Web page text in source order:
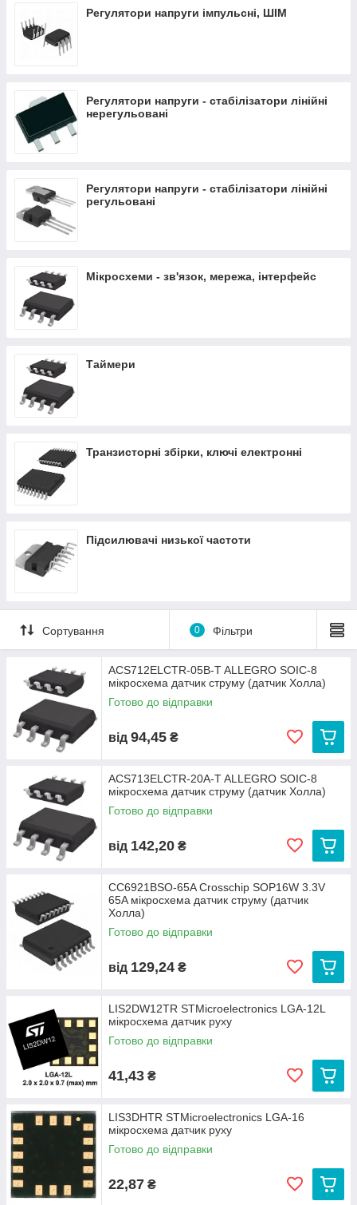
Регулятори напруги імпульсні, ШІМ
Регулятори напруги - стабілізатори лінійні
нерегульовані
Регулятори напруги - стабілізатори лінійні
регульовані
Мікросхеми - зв'язок, мережа, інтерфейс
Таймери
Транзисторні збірки, ключі електронні
Підсилювачі низької частоти
Сортування 0 Фільтри
ACS712ELCTR-05B-T ALLEGRO SOIC-8
мікросхема датчик струму (датчик Холла)
Готово до відправки
від 94,45 ₴
ACS713ELCTR-20A-T ALLEGRO SOIC-8
мікросхема датчик струму (датчик Холла)
Готово до відправки
від 142,20 ₴
CC6921BSO-65A Crosschip SOP16W 3.3V
65A мікросхема датчик струму (датчик
Холла)
Готово до відправки
від 129,24 ₴
LIS2DW12TR STMicroelectronics LGA-12L
мікросхема датчик руху
Готово до відправки
41,43 ₴
LIS3DHTR STMicroelectronics LGA-16
мікросхема датчик руху
Готово до відправки
22,87 ₴